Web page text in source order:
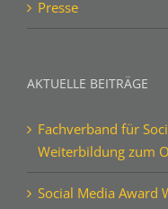
Presse
AKTUELLE BEITRÄGE
Fachverband für
Weiterbildung zum
Social Media Award